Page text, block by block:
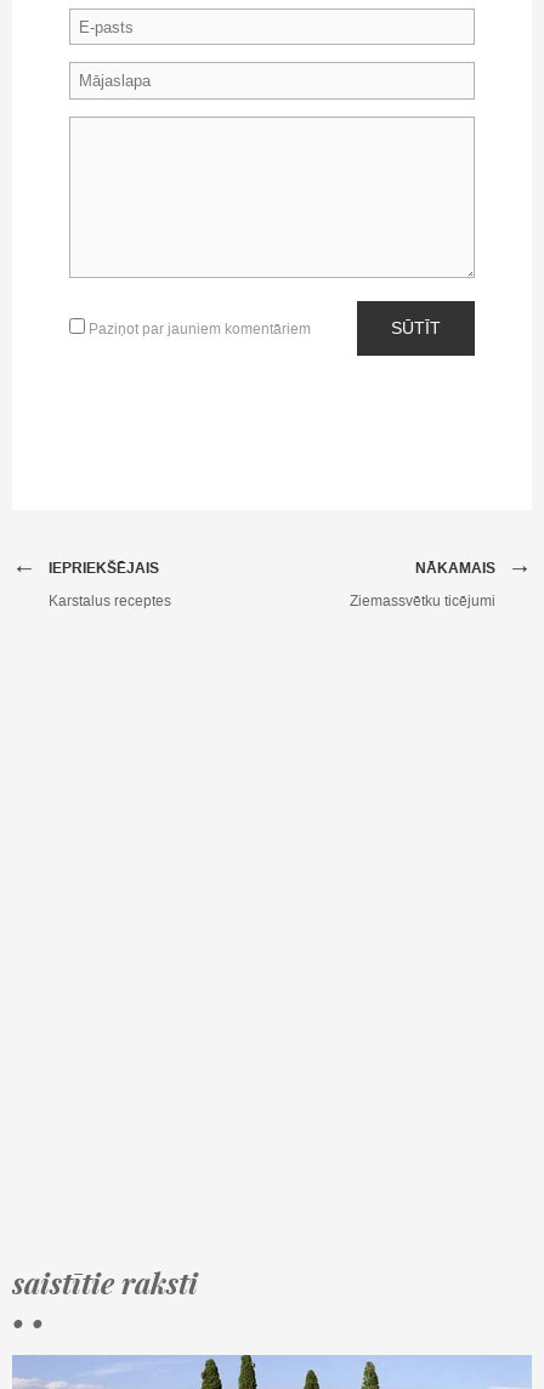
Paziņot par jauniem komentāriem SŪTĪT
IEPRIEKŠĒJAIS
←
Karstalus receptes
NĀKAMAIS →
Ziemassvētku ticējumi
saistītie raksti
• •